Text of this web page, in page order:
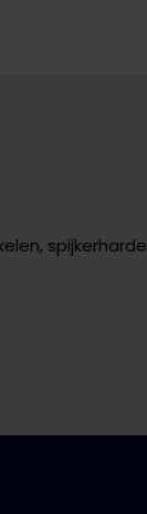
spijkerharde